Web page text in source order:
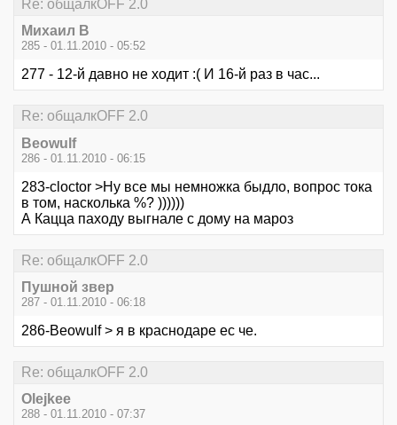
Re: общалкOFF 2.0
Михаил В
285 - 01.11.2010 - 05:52
277 - 12-й давно не ходит :( И 16-й раз в час...
Re: общалкOFF 2.0
Beowulf
286 - 01.11.2010 - 06:15
283-cloctor >Ну все мы немножка быдло, вопрос тока
в том, насколька %? ))))))
А Кацца паходу выгнале с дому на мароз
Re: общалкOFF 2.0
Пушной звер
287 - 01.11.2010 - 06:18
286-Beowulf > я в краснодаре ес че.
Re: общалкOFF 2.0
Olejkee
288 - 01.11.2010 - 07:37